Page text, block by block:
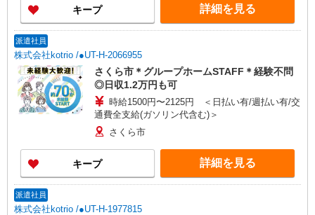
キープ 詳細を見る
派遣社員
株式会社kotrio /●UT-H-2066955
さくら市＊グループホームSTAFF＊経験不問
◎日収1.2万円も可
時給1500円〜2125円 ＜日払い有/週払い有/交
通費全支給(ガソリン代含む)＞
さくら市
キープ 詳細を見る
派遣社員
株式会社kotrio /●UT-H-1977815